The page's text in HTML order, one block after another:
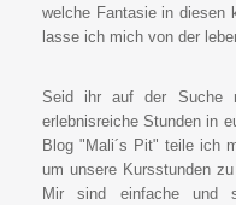
welche Fantasie in diesen
lasse ich mich von der
Seid ihr auf der Suche
erlebnisreiche Stunden in
Blog "Mali´s Pit" teile ich
um unsere Kursstunden
Mir sind einfache und